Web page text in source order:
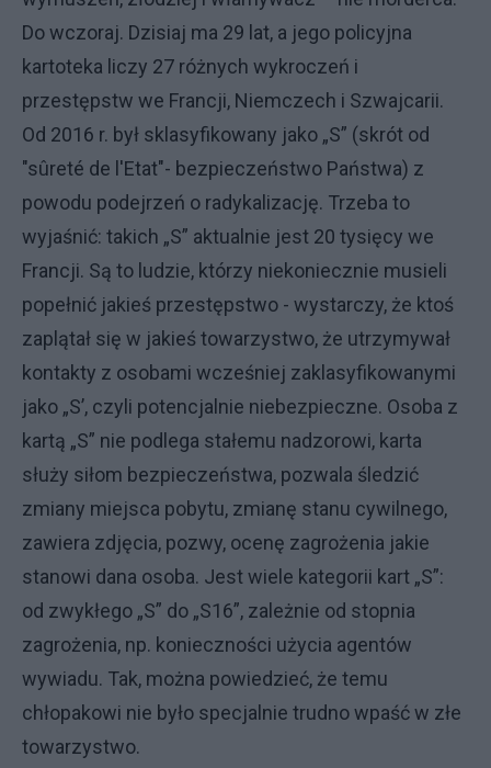
Do wczoraj. Dzisiaj ma 29 lat, a jego policyjna
kartoteka liczy 27 różnych wykroczeń i
przestępstw we Francji, Niemczech i Szwajcarii.
Od 2016 r. był sklasyfikowany jako „S” (skrót od
"sûreté de l'Etat"- bezpieczeństwo Państwa) z
powodu podejrzeń o radykalizację. Trzeba to
wyjaśnić: takich „S” aktualnie jest 20 tysięcy we
Francji. Są to ludzie, którzy niekoniecznie musieli
popełnić jakieś przestępstwo - wystarczy, że ktoś
zaplątał się w jakieś towarzystwo, że utrzymywał
kontakty z osobami wcześniej zaklasyfikowanymi
jako „S’, czyli potencjalnie niebezpieczne. Osoba z
kartą „S” nie podlega stałemu nadzorowi, karta
służy siłom bezpieczeństwa, pozwala śledzić
zmiany miejsca pobytu, zmianę stanu cywilnego,
zawiera zdjęcia, pozwy, ocenę zagrożenia jakie
stanowi dana osoba. Jest wiele kategorii kart „S”:
od zwykłego „S” do „S16”, zależnie od stopnia
zagrożenia, np. konieczności użycia agentów
wywiadu. Tak, można powiedzieć, że temu
chłopakowi nie było specjalnie trudno wpaść w złe
towarzystwo.